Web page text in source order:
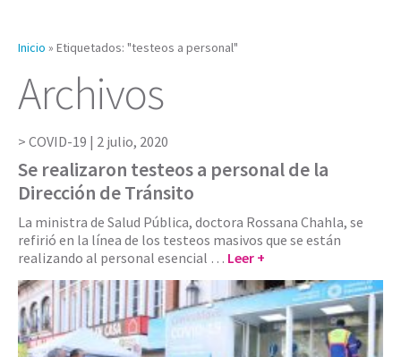
Inicio » Etiquetados: "testeos a personal"
Archivos
COVID-19 | 2 julio, 2020
Se realizaron testeos a personal de la
Dirección de Tránsito
La ministra de Salud Pública, doctora Rossana Chahla, se
refirió en la línea de los testeos masivos que se están
realizando al personal esencial … Leer +